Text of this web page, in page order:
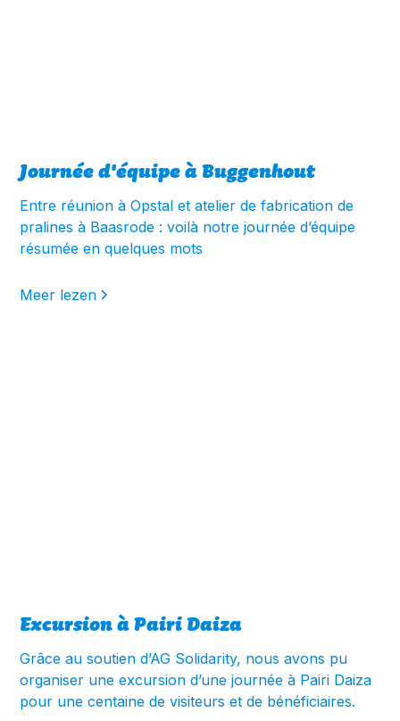
Journée d'équipe à Buggenhout
Entre réunion à Opstal et atelier de fabrication de
pralines à Baasrode : voilà notre journée d’équipe
résumée en quelques mots
Meer lezen
Excursion à Pairi Daiza
Grâce au soutien d’AG Solidarity, nous avons pu
organiser une excursion d’une journée à Pairi Daiza
pour une centaine de visiteurs et de bénéficiaires.